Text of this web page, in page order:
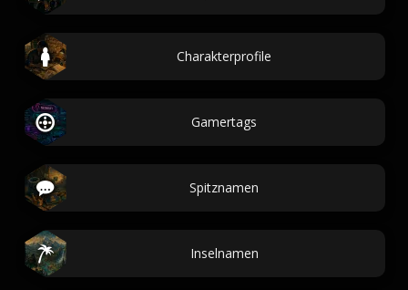
Charakterprofile
Gamertags
Spitznamen
Inselnamen